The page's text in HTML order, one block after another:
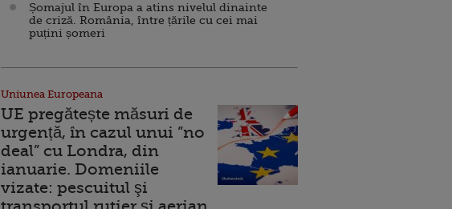
Șomajul în Europa a atins nivelul dinainte
de criză. România, între țările cu cei mai
puțini șomeri
Uniunea Europeana
UE pregătește măsuri de
urgență, în cazul unui ”no
deal” cu Londra, din
ianuarie. Domeniile
vizate: pescuitul şi